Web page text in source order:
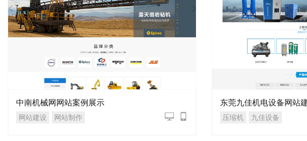
中南机械网网站案例展示
网站建设 网站制作
东莞九佳机电设备网站
压缩机 九佳设备